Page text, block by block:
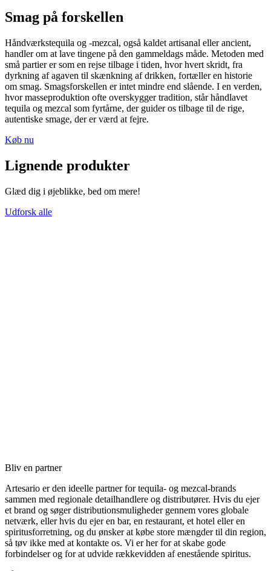
Smag på forskellen
Håndværkstequila og -mezcal, også kaldet artisanal eller ancient,
handler om at lave tingene på den gammeldags måde. Metoden med
små partier er som en rejse tilbage i tiden, hvor hvert skridt, fra
dyrkning af agaven til skænkning af drikken, fortæller en historie
om smag. Smagsforskellen er intet mindre end slående. I en verden,
hvor masseproduktion ofte overskygger tradition, står håndlavet
tequila og mezcal som fyrtårne, der guider os tilbage til de rige,
autentiske smage, der er værd at fejre.
Køb nu
Lignende produkter
Glæd dig i øjeblikke, bed om mere!
Udforsk alle
Bliv en partner
Artesario er den ideelle partner for tequila- og mezcal-brands
sammen med regionale detailhandlere og distributører. Hvis du ejer
et brand og søger distributionsmuligheder gennem vores globale
netværk, eller hvis du ejer en bar, en restaurant, et hotel eller en
spiritusforretning, og du ønsker at købe store mængder til din region,
så tøv ikke med at kontakte os. Vi er her for at skabe gode
forbindelser og for at udvide rækkevidden af enestående spiritus.